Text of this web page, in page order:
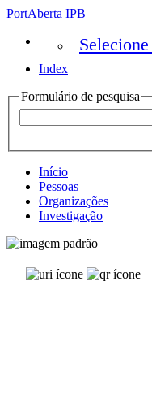
PortAberta IPB
Index
Formulário de pesquisa
Início
Pessoas
Organizações
Investigação